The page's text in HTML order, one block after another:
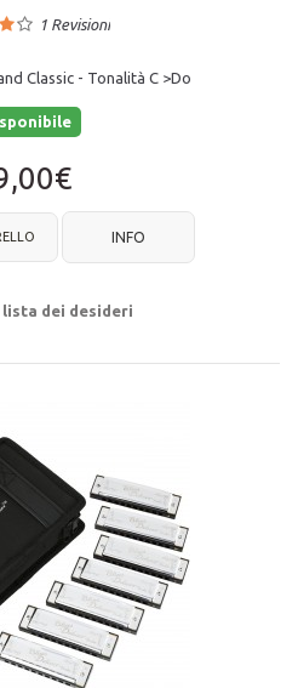
1Revisioni
Classic - Tonalità C >Do
INFO
dei desideri